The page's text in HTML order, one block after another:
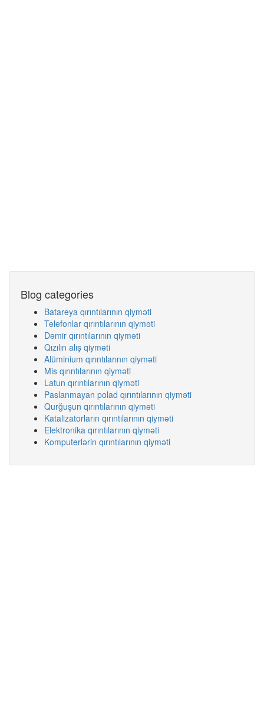
Blog categories
Batareya qırıntılarının qiyməti
Telefonlar qırıntılarının qiyməti
Dəmir qırıntılarının qiyməti
Qızılın alış qiyməti
Alüminium qırıntılarının qiyməti
Mis qırıntılarının qiyməti
Latun qırıntılarının qiyməti
Paslanmayan polad qırıntılarının qiyməti
Qurğuşun qırıntılarının qiyməti
Katalizatorların qırıntılarının qiyməti
Elektronika qırıntılarının qiyməti
Komputerlərin qırıntılarının qiyməti